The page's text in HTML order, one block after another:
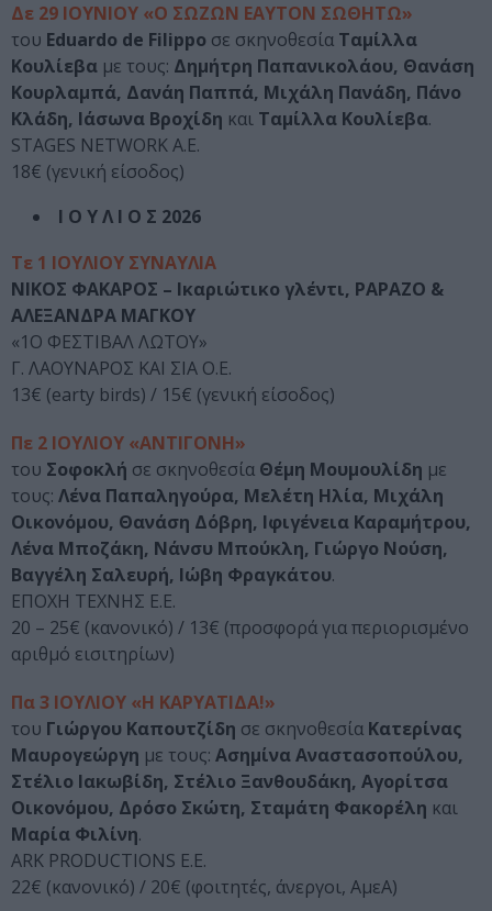
Δε 29 ΙΟΥΝΙΟΥ «Ο ΣΩΖΩΝ ΕΑΥΤΟΝ ΣΩΘΗΤΩ»
του Eduardo de Filippo σε σκηνοθεσία Ταμίλλα
Κουλίεβα με τους: Δημήτρη Παπανικολάου, Θανάση
Κουρλαμπά, Δανάη Παππά, Μιχάλη Πανάδη, Πάνο
Κλάδη, Ιάσωνα Βροχίδη και Ταμίλλα Κουλίεβα.
STAGES NETWORK A.E.
18€ (γενική είσοδος)
Ι Ο Υ Λ Ι Ο Σ 2026
Τε 1 ΙΟΥΛΙΟΥ ΣΥΝΑΥΛΙΑ
ΝΙΚΟΣ ΦΑΚΑΡΟΣ – Ικαριώτικο γλέντι, PAPAZO &
ΑΛΕΞΑΝΔΡΑ ΜΑΓΚΟΥ
«1Ο ΦΕΣΤΙΒΑΛ ΛΩΤΟΥ»
Γ. ΛΑΟΥΝΑΡΟΣ ΚΑΙ ΣΙΑ Ο.Ε.
13€ (earty birds) / 15€ (γενική είσοδος)
Πε 2 ΙΟΥΛΙΟΥ «ΑΝΤΙΓΟΝΗ»
του Σοφοκλή σε σκηνοθεσία Θέμη Μουμουλίδη με
τους: Λένα Παπαληγούρα, Μελέτη Ηλία, Μιχάλη
Οικονόμου, Θανάση Δόβρη, Ιφιγένεια Καραμήτρου,
Λένα Μποζάκη, Νάνσυ Μπούκλη, Γιώργο Νούση,
Βαγγέλη Σαλευρή, Ιώβη Φραγκάτου.
ΕΠΟΧΗ ΤΕΧΝΗΣ Ε.Ε.
20 – 25€ (κανονικό) / 13€ (προσφορά για περιορισμένο
αριθμό εισιτηρίων)
Πα 3 ΙΟΥΛΙΟΥ «Η ΚΑΡΥΑΤΙΔΑ!»
του Γιώργου Καπουτζίδη σε σκηνοθεσία Κατερίνας
Μαυρογεώργη με τους: Ασημίνα Αναστασοπούλου,
Στέλιο Ιακωβίδη, Στέλιο Ξανθουδάκη, Αγορίτσα
Οικονόμου, Δρόσο Σκώτη, Σταμάτη Φακορέλη και
Μαρία Φιλίνη.
ARK PRODUCTIONS Ε.Ε.
22€ (κανονικό) / 20€ (φοιτητές, άνεργοι, ΑμεΑ)